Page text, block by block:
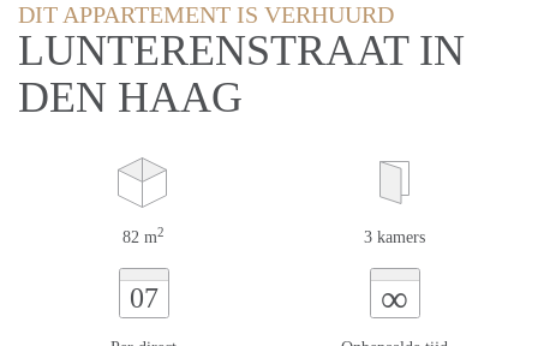
DIT APPARTEMENT IS VERHUURD
LUNTERENSTRAAT IN
DEN HAAG
82 m2 3 kamers
07 ∞